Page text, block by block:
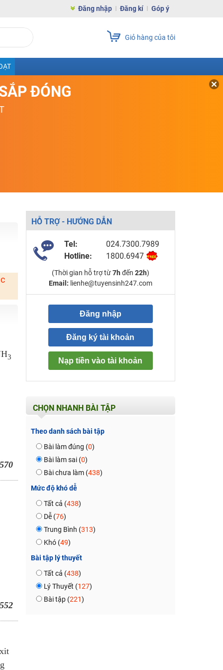
Đăng nhập Đăng kí Góp ý
Giỏ hàng của tôi
ĐÓNG
3
HỖ TRỢ - HƯỚNG DẪN
Tel:
024.7300.7989
Hotline:
1800.6947
(Thời gian hỗ trợ từ7h đến 22h)
Email: lienhe@tuyensinh247.com
Đăng nhập
Đăng ký tài khoản
Nạp tiền vào tài khoản
CHỌN NHANH BÀI TẬP
Theo danh sách bài tập
Bài làm đúng (0)
Bài làm sai (0)
Bài chưa làm (438)
Mức độ khó dễ
Tất cả (438)
Dễ (76)
Trung Bình (313)
Khó (49)
Bài tập lý thuyết
Tất cả (438)
Lý Thuyết (127)
Bài tập (221)